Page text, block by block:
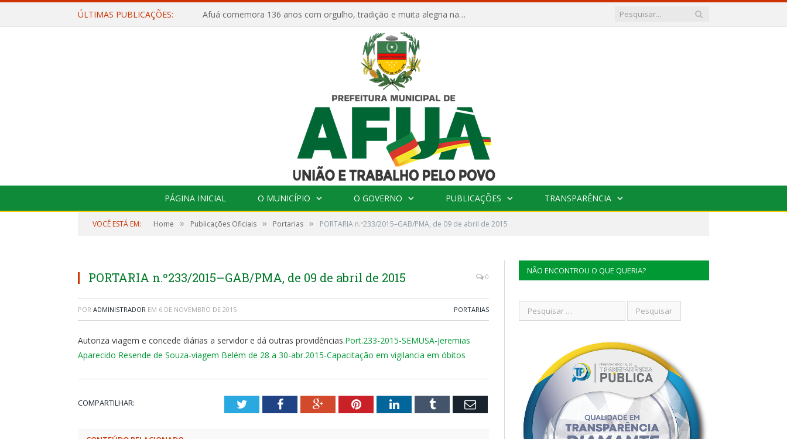
ÚLTIMAS PUBLICAÇÕES: Afuá comemora 136 anos com orgulho, tradição e muita alegria na Quadra Dr. Nelson Salomão
PÁGINA INICIAL O MUNICÍPIO O GOVERNO PUBLICAÇÕES TRANSPARÊNCIA
VOCÊ ESTÁ EM: Home » Publicações Oficiais » Portarias » PORTARIA n.º233/2015–GAB/PMA, de 09 de abril de 2015
PORTARIA n.º233/2015–GAB/PMA, de 09 de abril de 2015 0
POR ADMINISTRADOR EM 6 DE NOVEMBRO DE 2015 PORTARIAS
Autoriza viagem e concede diárias a servidor e dá outras providências.Port.233-2015-SEMUSA-Jeremias
Aparecido Resende de Souza-viagem Belém de 28 a 30-abr.2015-Capacitação em vigilancia em óbitos
COMPARTILHAR: TwitterFacebookGoogle+PinterestLinkedInTumblr Email
NÃO ENCONTROU O QUE QUERIA?